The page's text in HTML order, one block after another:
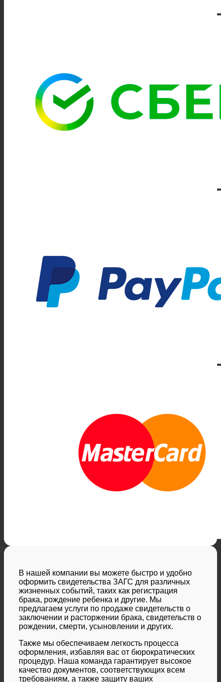
В нашей компании вы можете быстро и удобно
оформить свидетельства ЗАГС для различных
жизненных событий, таких как регистрация
брака, рождение ребенка и другие. Мы
предлагаем услуги по продаже свидетельств о
заключении и расторжении брака, свидетельств о
рождении, смерти, усыновлении и других.
Также мы обеспечиваем легкость процесса
оформления, избавляя вас от бюрократических
процедур. Наша команда гарантирует высокое
качество документов, соответствующих всем
требованиям, а также защиту ваших